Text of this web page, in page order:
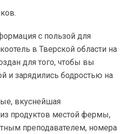
с пользой для
в Тверской области на
для того, чтобы вы
и зарядились бодростью на
вкуснейшая
из продуктов местой фермы,
преподавателем, номера